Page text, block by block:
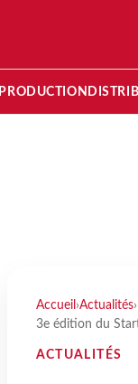
PRODUCTION
Accueil ›Actualités›
3e édition du
ACTUALITÉS